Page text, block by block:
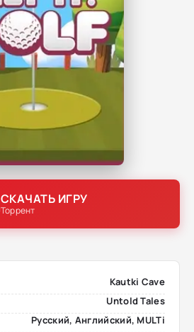
СКАЧАТЬ ИГРУ
Торрент
Kautki Cave
Untold Tales
Русский, Английский, MULTi